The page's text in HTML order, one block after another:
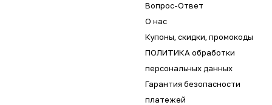
Вопрос-Ответ
О нас
Купоны, скидки, промокоды
ПОЛИТИКА обработки
персональных данных
Гарантия безопасности
платежей